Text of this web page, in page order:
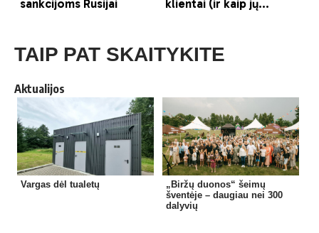
TAIP PAT SKAITYKITE
Aktualijos
Vargas dėl tualetų
„Biržų duonos“ šeimų
šventėje – daugiau nei 300
dalyvių